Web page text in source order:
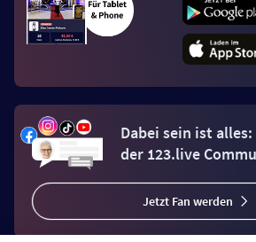
Dabei sein ist alles:
der 123.live
Jetzt Fan werden